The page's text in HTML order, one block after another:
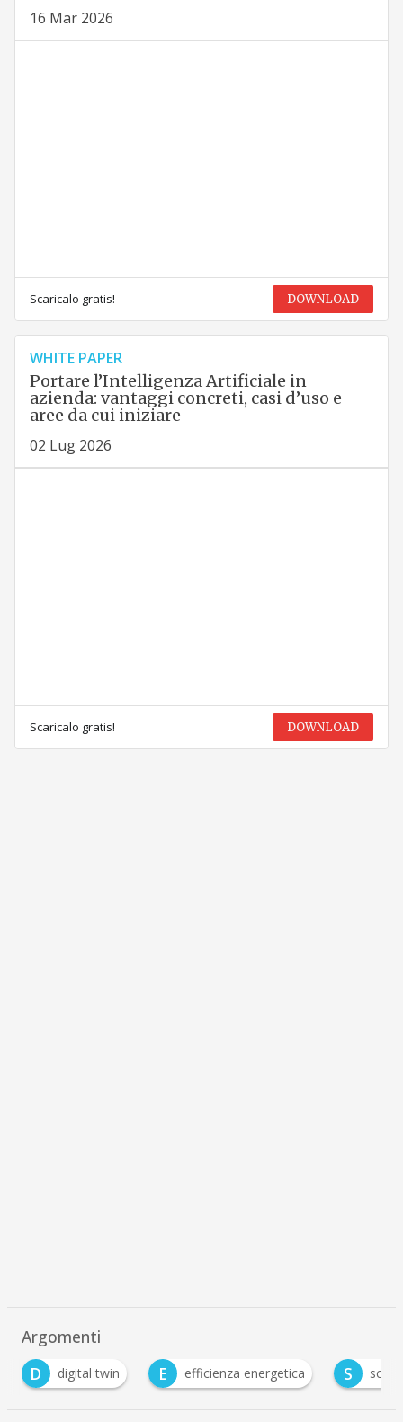
16 Mar 2026
Scaricalo gratis! DOWNLOAD
WHITE PAPER
Portare l’Intelligenza Artificiale in
azienda: vantaggi concreti, casi d’uso e
aree da cui iniziare
02 Lug 2026
Scaricalo gratis! DOWNLOAD
Argomenti
E
efficienza energetica S schneider electric